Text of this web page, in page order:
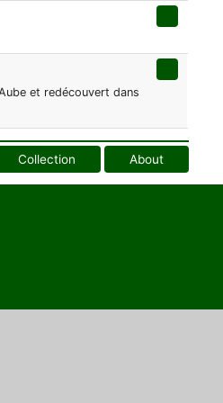
et redécouvert dans
Collection About